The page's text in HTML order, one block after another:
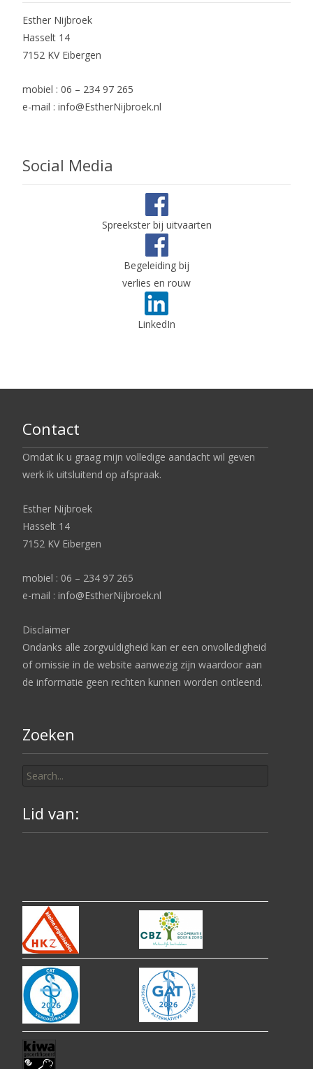
Esther Nijbroek
Hasselt 14
7152 KV Eibergen
mobiel : 06 – 234 97 265
e-mail : info@EstherNijbroek.nl
Social Media
Spreekster bij uitvaarten
Begeleiding bij
verlies en rouw
LinkedIn
Contact
Omdat ik u graag mijn volledige aandacht wil geven
werk ik uitsluitend op afspraak.
Esther Nijbroek
Hasselt 14
7152 KV Eibergen
mobiel : 06 – 234 97 265
e-mail : info@EstherNijbroek.nl
Disclaimer
Ondanks alle zorgvuldigheid kan er een onvolledigheid
of omissie in de website aanwezig zijn waardoor aan
de informatie geen rechten kunnen worden ontleend.
Zoeken
for:
Lid van: